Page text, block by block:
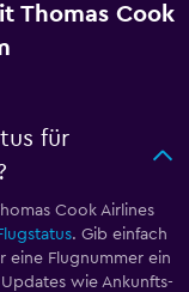
Thomas Cook
für
Cook Airlines
. Gib einfach
eine Flugnummer ein
wie Ankunfts-